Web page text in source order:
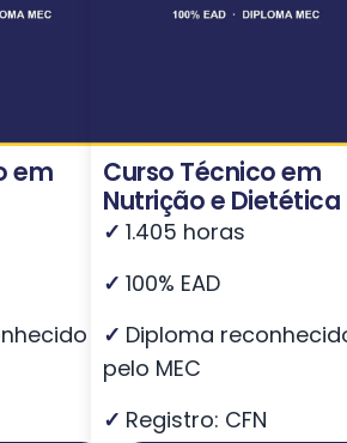
em
Curso Técnico em
Nutrição e Dietética
✓ 1.405 horas
✓ 100% EAD
✓ Diploma
pelo MEC
✓ Registro: CFN